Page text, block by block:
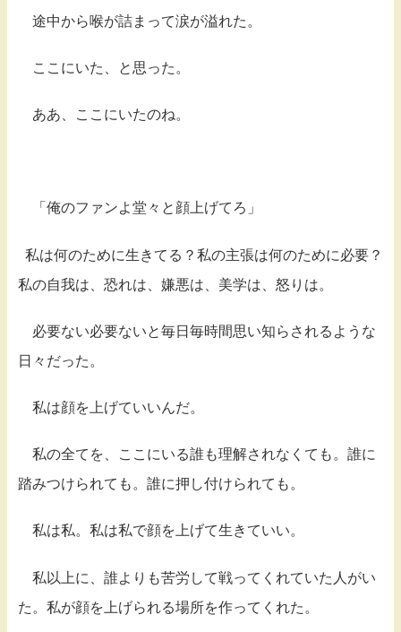
途中から喉が詰まって涙が溢れた。
ここにいた、と思った。
ああ、ここにいたのね。
「俺のファンよ堂々と顔上げてろ」
私は何のために生きてる？私の主張は何のために必要？
私の自我は、恐れは、嫌悪は、美学は、怒りは。
必要ない必要ないと毎日毎時間思い知らされるような
日々だった。
私は顔を上げていいんだ。
私の全てを、ここにいる誰も理解されなくても。誰に
踏みつけられても。誰に押し付けられても。
私は私。私は私で顔を上げて生きていい。
私以上に、誰よりも苦労して戦ってくれていた人がい
た。私が顔を上げられる場所を作ってくれた。